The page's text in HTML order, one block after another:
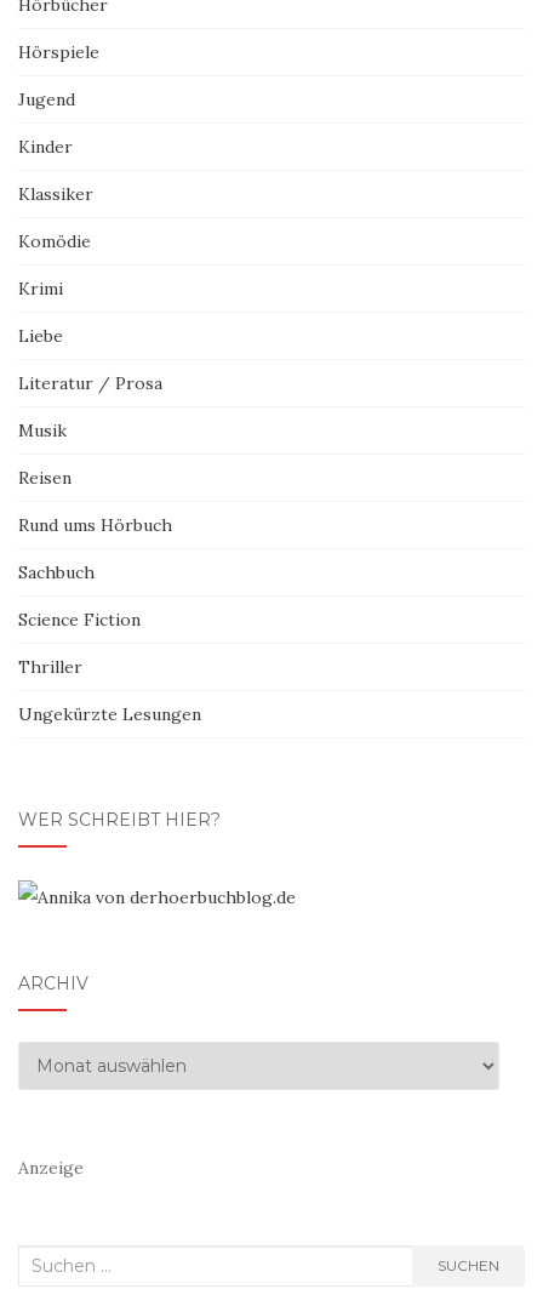
Hörbücher
Hörspiele
Jugend
Kinder
Klassiker
Komödie
Krimi
Liebe
Literatur / Prosa
Musik
Reisen
Rund ums Hörbuch
Sachbuch
Science Fiction
Thriller
Ungekürzte Lesungen
WER SCHREIBT HIER?
ARCHIV
Archiv
Anzeige
Suchen
SUCHEN